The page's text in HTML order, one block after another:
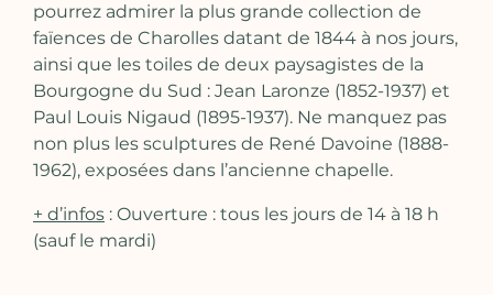
pourrez admirer la plus grande collection de
faïences de Charolles datant de 1844 à nos jours,
ainsi que les toiles de deux paysagistes de la
Bourgogne du Sud : Jean Laronze (1852-1937) et
Paul Louis Nigaud (1895-1937). Ne manquez pas
non plus les sculptures de René Davoine (1888-
1962), exposées dans l’ancienne chapelle.
+ d’infos : Ouverture : tous les jours de 14 à 18 h
(sauf le mardi)